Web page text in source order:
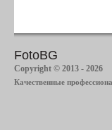
FotoBG
Copyright © 2013 - 2026
Качественные